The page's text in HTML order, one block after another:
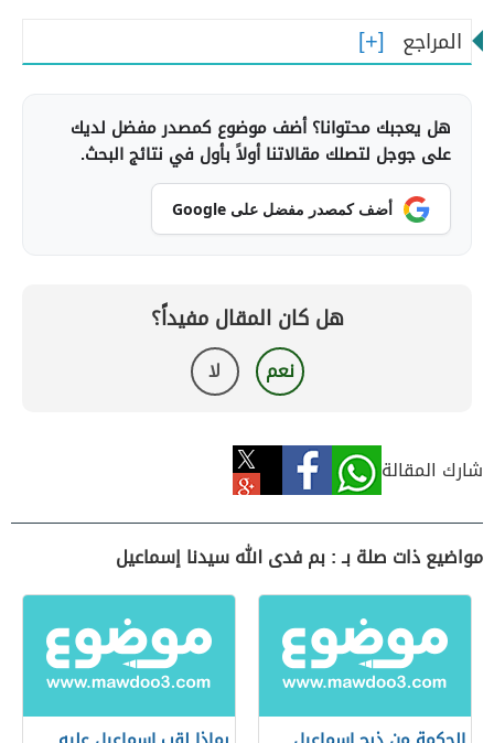
المراجع
هل يعجبك محتوانا؟ أضف موضوع كمصدر مفضل لديك
على جوجل لتصلك مقالاتنا أولاً بأول في نتائج البحث.
أضف كمصدر مفضل على Google
هل كان المقال مفيداً؟
نعم لا
شارك المقالة
مواضيع ذات صلة بـ : بم فدى الله سيدنا إسماعيل